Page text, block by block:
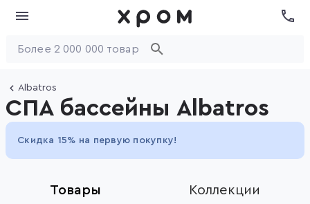
Albatros
СПА бассейны Albatros
Скидка 15% на первую покупку!
Товары Коллекции